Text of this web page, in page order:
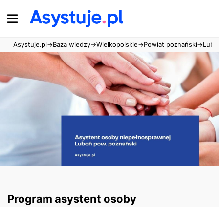
Asystuje.pl→Baza wiedzy→Wielkopolskie→Powiat poznański→
Program asystent osoby